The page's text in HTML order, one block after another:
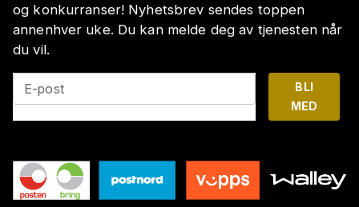
og konkurranser! Nyhetsbrev sendes toppen
annenhver uke. Du kan melde deg av tjenesten når
du vil.
E-post
BLI
MED